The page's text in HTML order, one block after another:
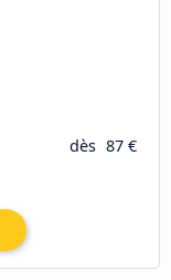
dès 87 €